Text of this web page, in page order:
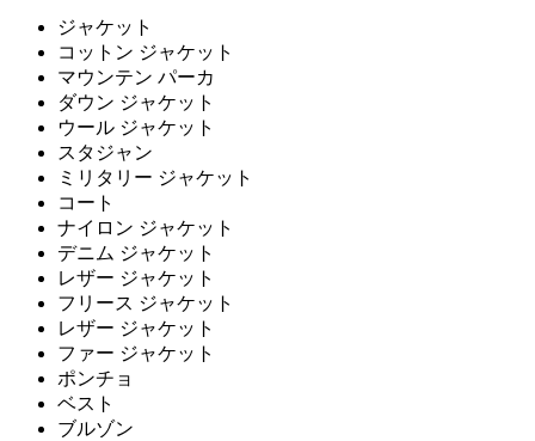
ジャケット
コットン ジャケット
マウンテン パーカ
ダウン ジャケット
ウール ジャケット
スタジャン
ミリタリー ジャケット
コート
ナイロン ジャケット
デニム ジャケット
レザー ジャケット
フリース ジャケット
レザー ジャケット
ファー ジャケット
ポンチョ
ベスト
ブルゾン